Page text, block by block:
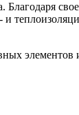
Благодаря